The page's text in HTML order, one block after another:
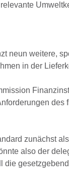
neun weitere,
in der
zunächst
also der